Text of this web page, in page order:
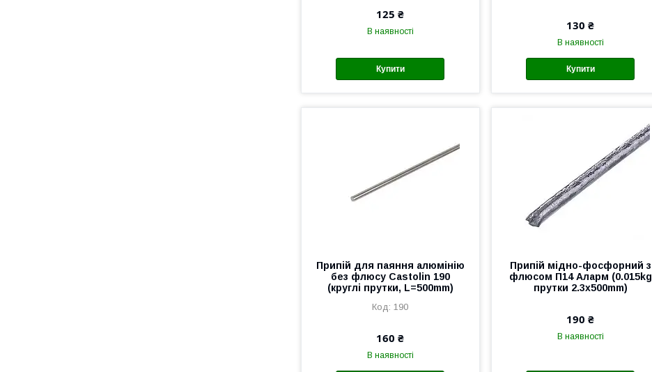
125 ₴
В наявності
Купити
130 ₴
В наявності
Купити
Припій для паяння алюмінію
без флюсу Castolin 190
(круглі прутки, L=500mm)
190
160 ₴
В наявності
Припій мідно-фосфорний з
флюсом П14 Аларм (0.015kg
прутки 2.3x500mm)
190 ₴
В наявності